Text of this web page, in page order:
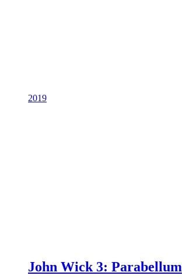
2019
John Wick 3: Parabellum